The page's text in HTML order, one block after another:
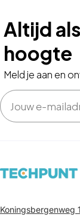
Altijd
hoogte
Meld je aan en
Email
Koningsbergenweg